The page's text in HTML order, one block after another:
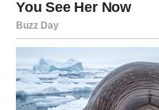
Život vas priprema za
Vjerujte
vidite cijelu